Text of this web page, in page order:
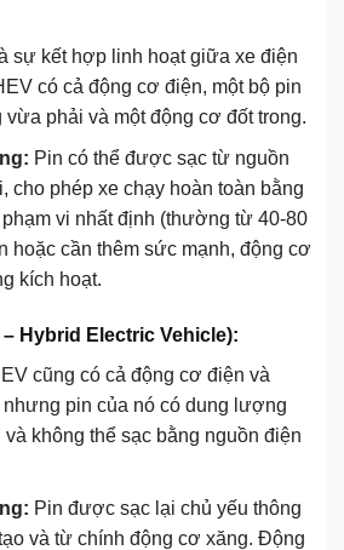
sự kết hợp linh hoạt giữa xe điện
có cả động cơ điện, một bộ pin
phải và một động cơ đốt trong.
Pin có thể được sạc từ nguồn
cho phép xe chạy hoàn toàn bằng
vi nhất định (thường từ 40-80
hoặc cần thêm sức mạnh, động cơ
kích hoạt.
Hybrid Electric Vehicle):
cũng có cả động cơ điện và
pin của nó có dung lượng
không thể sạc bằng nguồn điện
Pin được sạc lại chủ yếu thông
và từ chính động cơ xăng. Động